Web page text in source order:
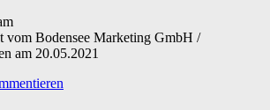
vom Bodensee Marketing GmbH /
am 20.05.2021